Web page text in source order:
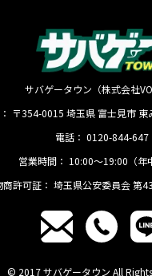
サバゲータウン（株式会社
〒354-0015 埼玉県 富士見市 東
電話： 0120-844-647
営業時間： 10:00〜19:00（年
商許可証： 埼玉県公安委員会 第
© 2017 サバゲータウン All